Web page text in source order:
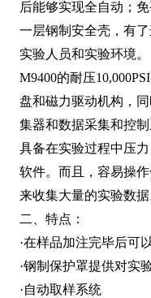
后能够实现全自动；
一层钢制安全壳，有
实验人员和实验环境。
M9400的耐压
盘和磁力驱动机构，
集器和数据采集和控制
具备在实验过程中压
软件。而且，容易操
来收集大量的实验数据
二、特点：
·在样品加注完毕后可
·钢制保护罩提供对实
·自动取样系统